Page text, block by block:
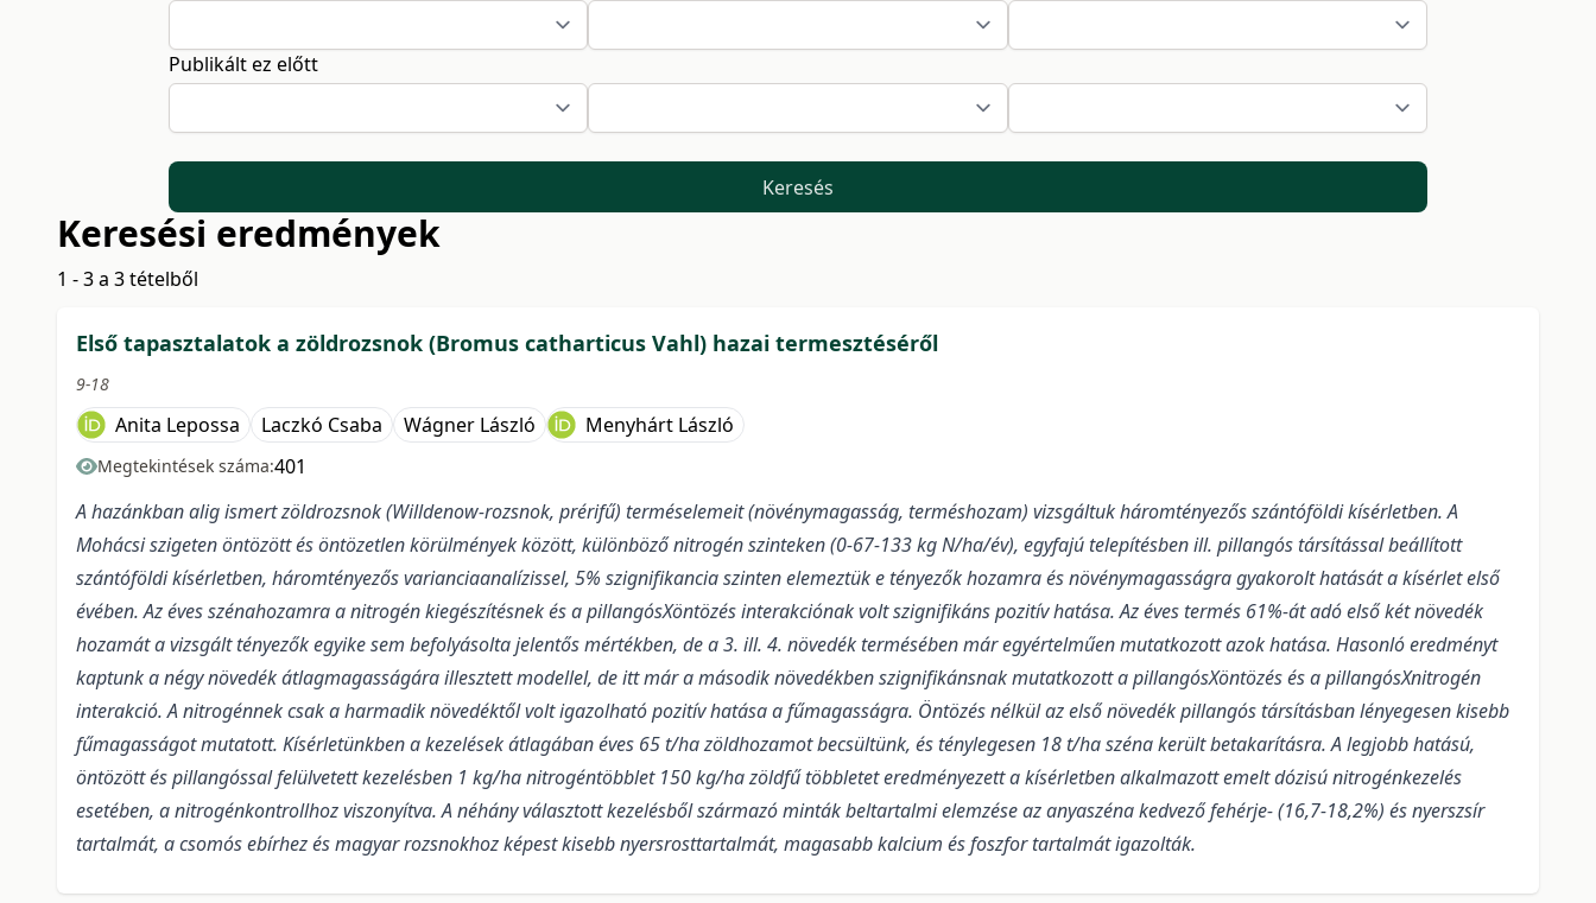
Publikált ez előtt
Keresés
Keresési eredmények
1 - 3 a 3 tételből
Első tapasztalatok a zöldrozsnok (Bromus catharticus Vahl) hazai termesztéséről
9-18
Anita Lepossa Laczkó Csaba Wágner László Menyhárt László
Megtekintések száma:401
A hazánkban alig ismert zöldrozsnok (Willdenow-rozsnok, prérifű) terméselemeit (növénymagasság, terméshozam) vizsgáltuk háromtényezős szántóföldi kísérletben. A
Mohácsi szigeten öntözött és öntözetlen körülmények között, különböző nitrogén szinteken (0-67-133 kg N/ha/év), egyfajú telepítésben ill. pillangós társítással beállított
szántóföldi kísérletben, háromtényezős varianciaanalízissel, 5% szignifikancia szinten elemeztük e tényezők hozamra és növénymagasságra gyakorolt hatását a kísérlet első
évében. Az éves szénahozamra a nitrogén kiegészítésnek és a pillangósXöntözés interakciónak volt szignifikáns pozitív hatása. Az éves termés 61%-át adó első két növedék
hozamát a vizsgált tényezők egyike sem befolyásolta jelentős mértékben, de a 3. ill. 4. növedék termésében már egyértelműen mutatkozott azok hatása. Hasonló eredményt
kaptunk a négy növedék átlagmagasságára illesztett modellel, de itt már a második növedékben szignifikánsnak mutatkozott a pillangósXöntözés és a pillangósXnitrogén
interakció. A nitrogénnek csak a harmadik növedéktől volt igazolható pozitív hatása a fűmagasságra. Öntözés nélkül az első növedék pillangós társításban lényegesen kisebb
fűmagasságot mutatott. Kísérletünkben a kezelések átlagában éves 65 t/ha zöldhozamot becsültünk, és ténylegesen 18 t/ha széna került betakarításra. A legjobb hatású,
öntözött és pillangóssal felülvetett kezelésben 1 kg/ha nitrogéntöbblet 150 kg/ha zöldfű többletet eredményezett a kísérletben alkalmazott emelt dózisú nitrogénkezelés
esetében, a nitrogénkontrollhoz viszonyítva. A néhány választott kezelésből származó minták beltartalmi elemzése az anyaszéna kedvező fehérje- (16,7-18,2%) és nyerszsír
tartalmát, a csomós ebírhez és magyar rozsnokhoz képest kisebb nyersrosttartalmát, magasabb kalcium és foszfor tartalmát igazolták.